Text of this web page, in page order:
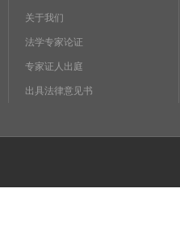
关于我们
法学专家论证
专家证人出庭
出具法律意见书